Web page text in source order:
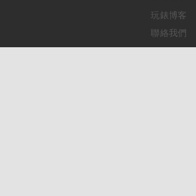
玩錶博客
聯絡我們